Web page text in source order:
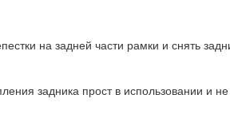
на задней части рамки и снять
задника прост в использовании и